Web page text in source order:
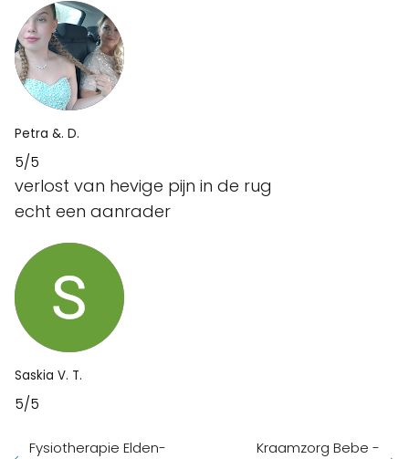
Petra &. D.
5/5
verlost van hevige pijn in de rug
echt een aanrader
Saskia V. T.
5/5
Fysiotherapie Elden- Kraamzorg Bebe -